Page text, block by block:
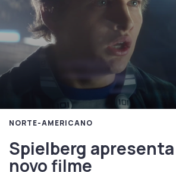
NORTE-AMERICANO
Spielberg
novo filme